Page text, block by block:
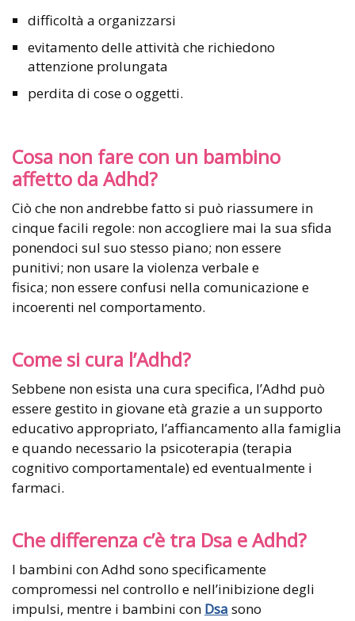
difficoltà a organizzarsi
evitamento delle attività che richiedono
attenzione prolungata
perdita di cose o oggetti.
Cosa non fare con un bambino
affetto da Adhd?
Ciò che non andrebbe fatto si può riassumere in
cinque facili regole: non accogliere mai la sua sfida
ponendoci sul suo stesso piano; non essere
punitivi; non usare la violenza verbale e
fisica; non essere confusi nella comunicazione e
incoerenti nel comportamento.
Come si cura l’Adhd?
Sebbene non esista una cura specifica, l’Adhd può
essere gestito in giovane età grazie a un supporto
educativo appropriato, l’affiancamento alla famiglia
e quando necessario la psicoterapia (terapia
cognitivo comportamentale) ed eventualmente i
farmaci.
Che differenza c’è tra Dsa e Adhd?
I bambini con Adhd sono specificamente
compromessi nel controllo e nell’inibizione degli
impulsi, mentre i bambini con Dsa sono